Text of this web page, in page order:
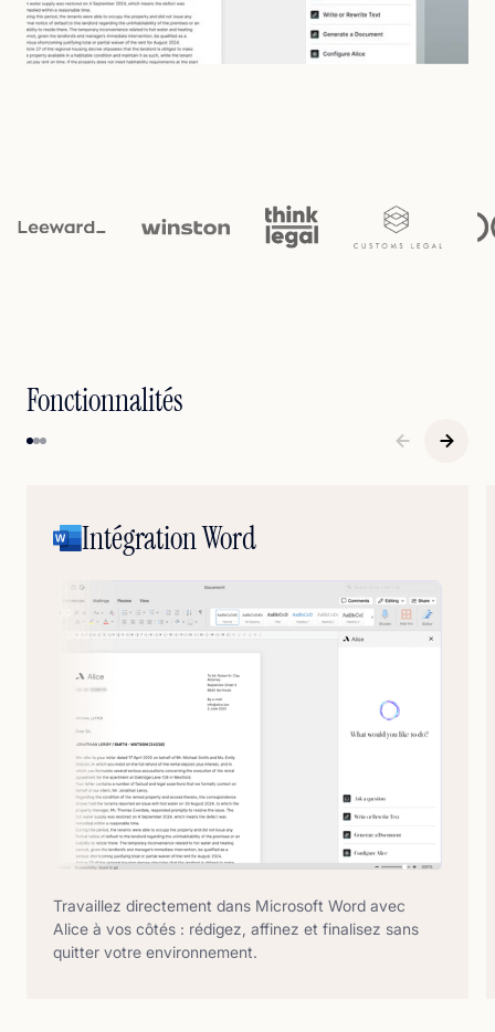
Fonctionnalités
Intégration Word
Travaillez directement dans Microsoft Word avec
Alice à vos côtés : rédigez, affinez et finalisez sans
quitter votre environnement.